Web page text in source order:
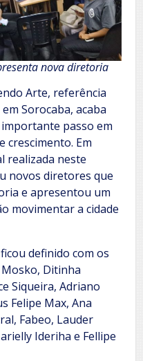
nova diretoria
Arte, referência
Sorocaba, acaba
passo em
crescimento. Em
realizada neste
novos diretores que
e apresentou um
movimentar a cidade
definido com os
Ditinha
Siqueira, Adriano
Felipe Max, Ana
Fabeo, Lauder
Ideriha e Fellipe